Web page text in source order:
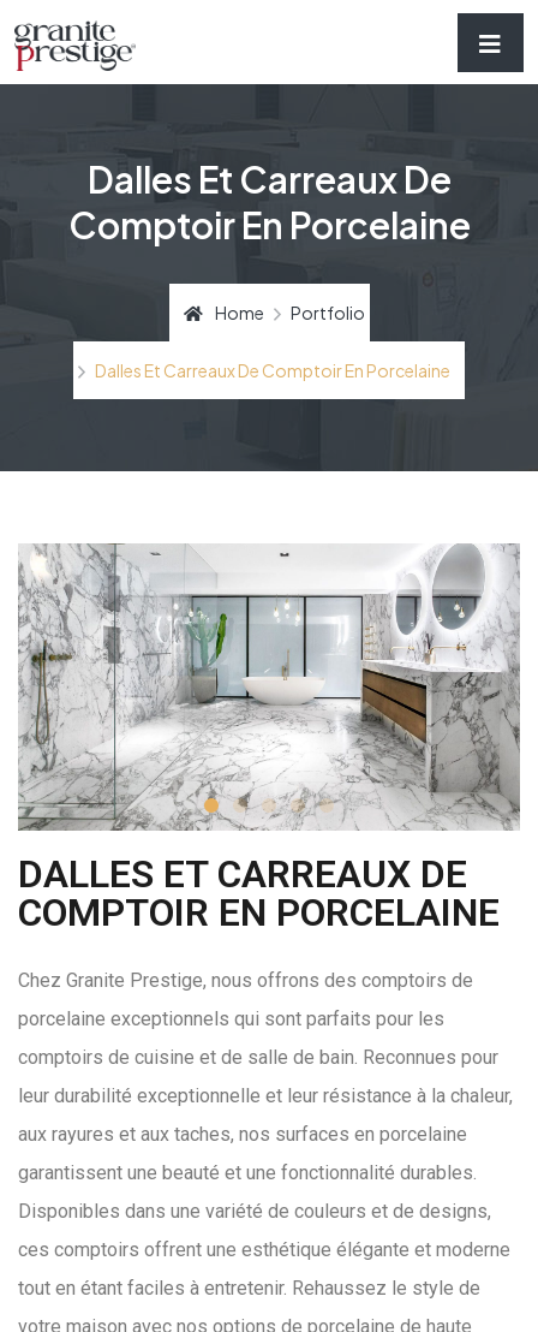
Dalles Et Carreaux De
Comptoir En Porcelaine
Home Portfolio
Dalles Et Carreaux De Comptoir En Porcelaine
DALLES ET CARREAUX DE
COMPTOIR EN PORCELAINE
Chez Granite Prestige, nous offrons des comptoirs de
porcelaine exceptionnels qui sont parfaits pour les
comptoirs de cuisine et de salle de bain. Reconnues pour
leur durabilité exceptionnelle et leur résistance à la chaleur,
aux rayures et aux taches, nos surfaces en porcelaine
garantissent une beauté et une fonctionnalité durables.
Disponibles dans une variété de couleurs et de designs,
ces comptoirs offrent une esthétique élégante et moderne
tout en étant faciles à entretenir. Rehaussez le style de
votre maison avec nos options de porcelaine de haute